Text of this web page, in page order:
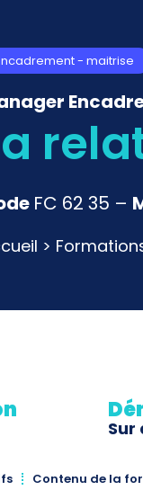
- maitrise
FC 62 35 –
>
Sur
Contenu de la